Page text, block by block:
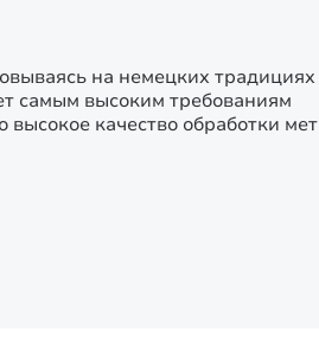
на немецких традициях
самым высоким требованиям
качество обработки